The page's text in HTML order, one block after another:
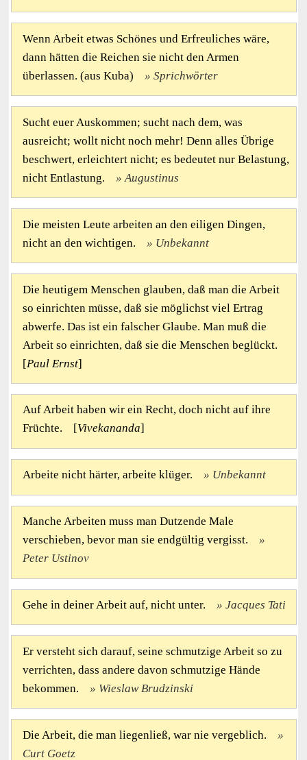
Wenn Arbeit etwas Schönes und Erfreuliches wäre,
dann hätten die Reichen sie nicht den Armen
überlassen. (aus Kuba)
Sprichwörter
Sucht euer Auskommen; sucht nach dem, was
ausreicht; wollt nicht noch mehr! Denn alles Übrige
beschwert, erleichtert nicht; es bedeutet nur Belastung,
nicht Entlastung.
Augustinus
Die meisten Leute arbeiten an den eiligen Dingen,
nicht an den wichtigen.
Unbekannt
Die heutigem Menschen glauben, daß man die Arbeit
so einrichten müsse, daß sie möglichst viel Ertrag
abwerfe. Das ist ein falscher Glaube. Man muß die
Arbeit so einrichten, daß sie die Menschen beglückt.
[Paul Ernst]
Auf Arbeit haben wir ein Recht, doch nicht auf ihre
Früchte. [Vivekananda]
Arbeite nicht härter, arbeite klüger. Unbekannt
Manche Arbeiten muss man Dutzende Male
verschieben, bevor man sie endgültig vergisst.
Peter Ustinov
Gehe in deiner Arbeit auf, nicht unter. Jacques Tati
Er versteht sich darauf, seine schmutzige Arbeit so zu
verrichten, dass andere davon schmutzige Hände
bekommen.
Wieslaw Brudzinski
Die Arbeit, die man liegenließ, war nie vergeblich.
Curt Goetz